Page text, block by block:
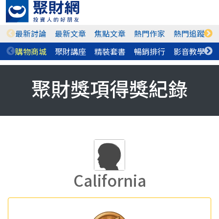
最新討論 最新文章 焦點文章 熱門作家 熱門追蹤
購物商城 聚財講座 精裝套書 暢銷排行 影音教學
聚財獎項得獎紀錄
California